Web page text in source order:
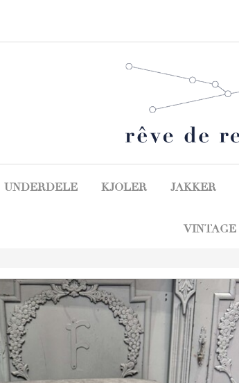
UNDERDELE KJOLER JAKKER
VINTAGE